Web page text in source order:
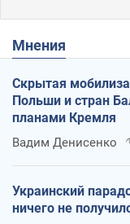
Мнения
Скрытая
Польши и стран
планами Кремля
Вадим Денисенко
Украинский
ничего не